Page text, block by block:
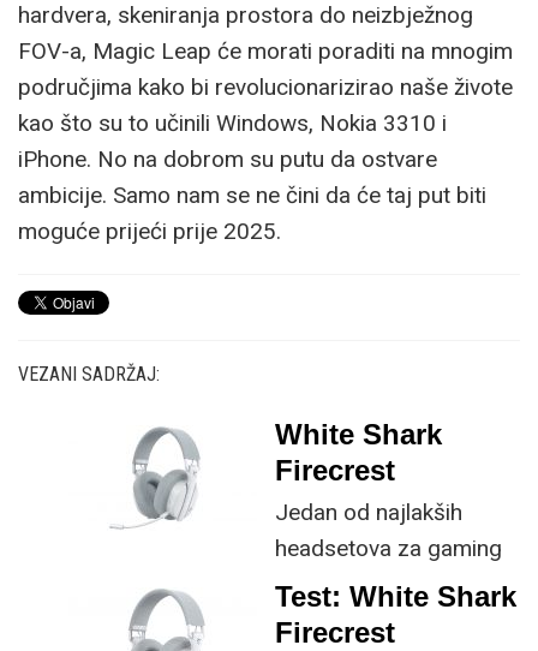
hardvera, skeniranja prostora do neizbježnog
FOV-a, Magic Leap će morati poraditi na mnogim
područjima kako bi revolucionarizirao naše živote
kao što su to učinili Windows, Nokia 3310 i
iPhone. No na dobrom su putu da ostvare
ambicije. Samo nam se ne čini da će taj put biti
moguće prijeći prije 2025.
VEZANI SADRŽAJ:
White Shark
Firecrest
Jedan od najlakših
headsetova za gaming
koji smo imali prilike
isprobati nudi solidan
Test: White Shark
Firecrest